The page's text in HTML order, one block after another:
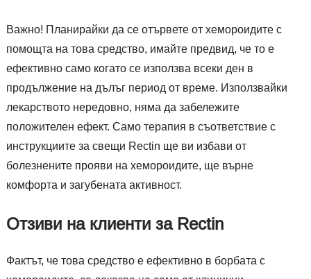
Важно! Планирайки да се отървете от хемороидите с
помощта на това средство, имайте предвид, че то е
ефективно само когато се използва всеки ден в
продължение на дълъг период от време. Използвайки
лекарството нередовно, няма да забележите
положителен ефект. Само терапия в съответствие с
инструкциите за свещи Rectin ще ви избави от
болезнените прояви на хемороидите, ще върне
комфорта и загубената активност.
Отзиви на клиенти за Rectin
Фактът, че това средство е ефективно в борбата с